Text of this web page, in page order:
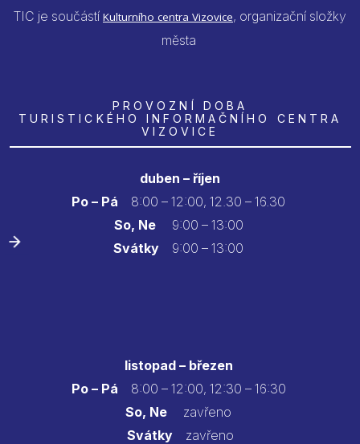
TIC je součástí Kulturního centra Vizovice, organizační složky
města
PROVOZNÍ DOBA
TURISTICKÉHO INFORMAČNÍHO CENTRA
VIZOVICE
duben – říjen
Po – Pá
8:00 – 12:00, 12.30 – 16.30
So, Ne9:00 – 13:00
Svátky 9:00 – 13:00
listopad – březen
Po – Pá 8:00 – 12:00, 12:30 – 16:30
So, Ne zavřeno
Svátkyzavřeno